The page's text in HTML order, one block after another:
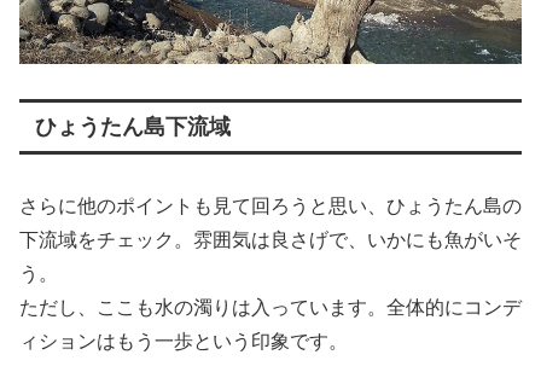
ひょうたん島下流域
さらに他のポイントも見て回ろうと思い、ひょうたん島の
下流域をチェック。雰囲気は良さげで、いかにも魚がいそ
う。
ただし、ここも水の濁りは入っています。全体的にコンデ
ィションはもう一歩という印象です。